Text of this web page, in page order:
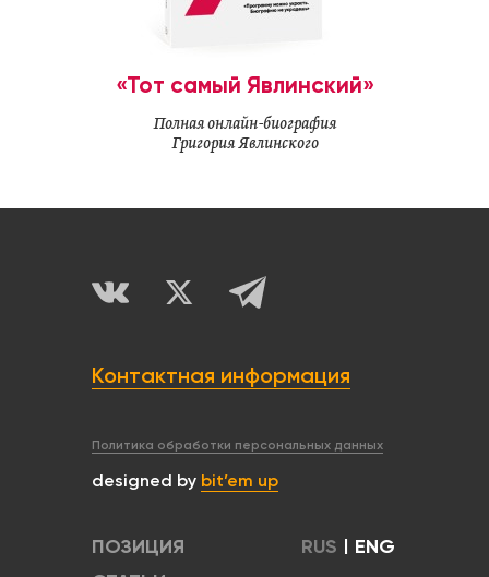
«Тот самый Явлинский»
Полная онлайн-биография
Григория Явлинского
Контактная информация
Политика обработки персональных данных
designed by bit’em up
ПОЗИЦИЯ
RUS | ENG